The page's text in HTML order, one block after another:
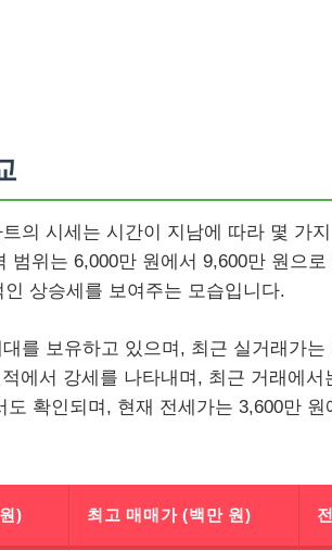
의 시세는 시간이 지남에 따라 몇 가
범위는 6,000만 원에서 9,600만 원으
상승세를 보여주는 모습입니다.
를 보유하고 있으며, 최근 실거래가
에서 강세를 나타내며, 최근 거래에서
확인되며, 현재 전세가는 3,600만 원
) 최고 매매가 (백만 원)